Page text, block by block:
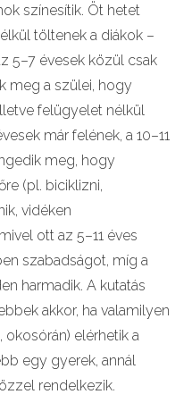
színesítik. Öt hetet
töltenek a diákok –
5–7 évesek közül csak
meg a szülei, hogy
felügyelet nélkül
már felének, a 10–11
meg, hogy
(pl. biciklizni,
vidéken
ott az 5–11 éves
szabadságot, míg a
harmadik. A kutatás
akkor, ha valamilyen
elérhetik a
egy gyerek, annál
rendelkezik.